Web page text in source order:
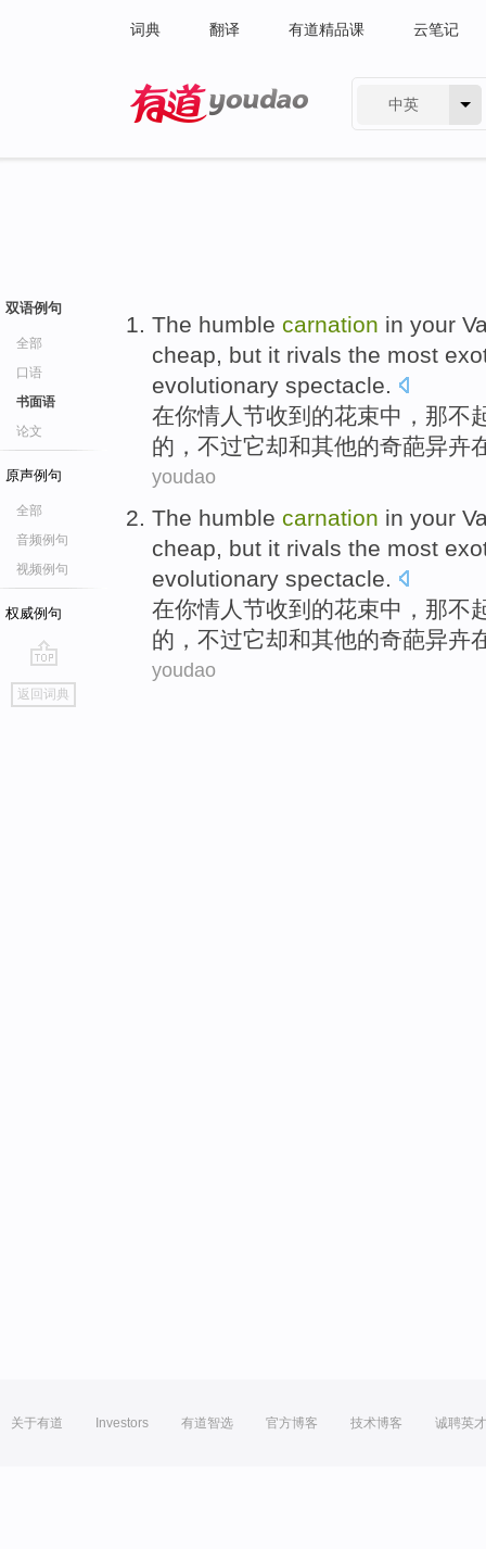
词典 翻译 有道精品课 云笔记
中英
双语例句
全部
口语
书面语
论文
原声例句
全部
音频例句
视频例句
权威例句
go
top
返回词典
The humble carnation in your
cheap, but it rivals the most
evolutionary spectacle.
在你情人 节收到 的花束中， 那不
的， 不过它却和其他的奇葩异卉
youdao
The humble carnation in your
cheap, but it rivals the most
evolutionary spectacle.
在你情人 节收到 的花束中， 那不
的， 不过它却和其他的奇葩异卉
youdao
关于有道 Investors 有道智选 官方博客 技术博客 诚聘英才